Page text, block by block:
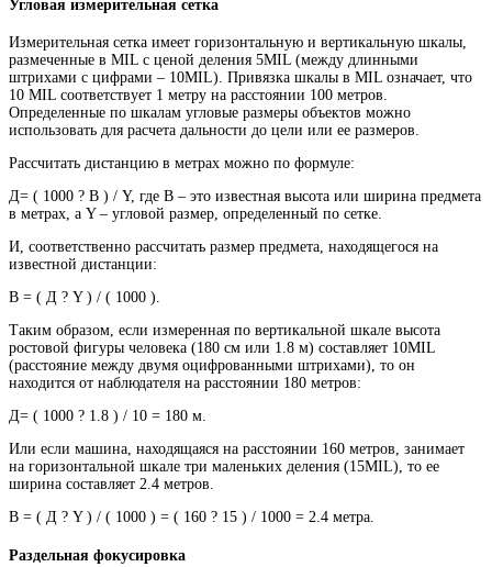
Угловая измерительная сетка
Измерительная сетка имеет горизонтальную и вертикальную шкалы,
размеченные в MIL с ценой деления 5MIL (между длинными
штрихами с цифрами – 10MIL). Привязка шкалы в MIL означает, что
10 MIL соответствует 1 метру на расстоянии 100 метров.
Определенные по шкалам угловые размеры объектов можно
использовать для расчета дальности до цели или ее размеров.
Рассчитать дистанцию в метрах можно по формуле:
Д= ( 1000 ? В ) / Y, где В – это известная высота или ширина предмета
в метрах, а Y – угловой размер, определенный по сетке.
И, соответственно рассчитать размер предмета, находящегося на
известной дистанции:
В = ( Д ? Y ) / ( 1000 ).
Таким образом, если измеренная по вертикальной шкале высота
ростовой фигуры человека (180 см или 1.8 м) составляет 10MIL
(расстояние между двумя оцифрованными штрихами), то он
находится от наблюдателя на расстоянии 180 метров:
Д= ( 1000 ? 1.8 ) / 10 = 180 м.
Или если машина, находящаяся на расстоянии 160 метров, занимает
на горизонтальной шкале три маленьких деления (15MIL), то ее
ширина составляет 2.4 метров.
В = ( Д ? Y ) / ( 1000 ) = ( 160 ? 15 ) / 1000 = 2.4 метра.
Раздельная фокусировка